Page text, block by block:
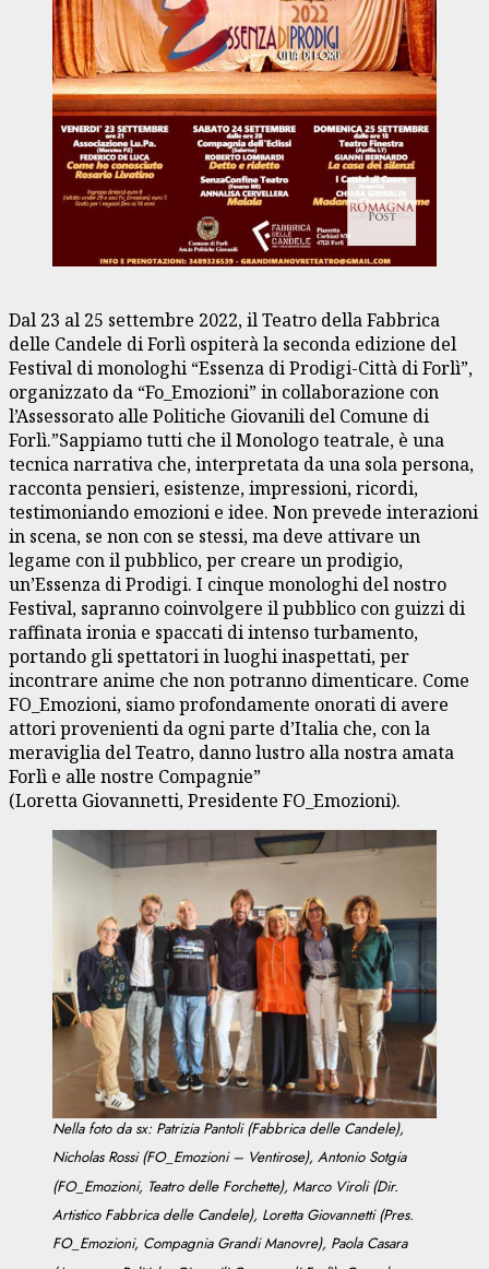
Dal 23 al 25 settembre 2022, il Teatro della Fabbrica
delle Candele di Forlì ospiterà la seconda edizione del
Festival di monologhi “Essenza di Prodigi-Città di Forlì”,
organizzato da “Fo_Emozioni” in collaborazione con
l’Assessorato alle Politiche Giovanili del Comune di
Forlì.”Sappiamo tutti che il Monologo teatrale, è una
tecnica narrativa che, interpretata da una sola persona,
racconta pensieri, esistenze, impressioni, ricordi,
testimoniando emozioni e idee. Non prevede interazioni
in scena, se non con se stessi, ma deve attivare un
legame con il pubblico, per creare un prodigio,
un’Essenza di Prodigi. I cinque monologhi del nostro
Festival, sapranno coinvolgere il pubblico con guizzi di
raffinata ironia e spaccati di intenso turbamento,
portando gli spettatori in luoghi inaspettati, per
incontrare anime che non potranno dimenticare. Come
FO_Emozioni, siamo profondamente onorati di avere
attori provenienti da ogni parte d’Italia che, con la
meraviglia del Teatro, danno lustro alla nostra amata
Forlì e alle nostre Compagnie”
(Loretta Giovannetti, Presidente FO_Emozioni).
Nella foto da sx: Patrizia Pantoli (Fabbrica delle Candele),
Nicholas Rossi (FO_Emozioni – Ventirose), Antonio Sotgia
(FO_Emozioni, Teatro delle Forchette), Marco Viroli (Dir.
Artistico Fabbrica delle Candele), Loretta Giovannetti (Pres.
FO_Emozioni, Compagnia Grandi Manovre), Paola Casara